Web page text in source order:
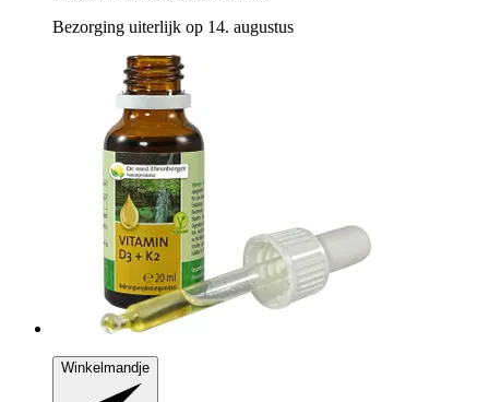
Bezorging uiterlijk op 14. augustus
Winkelmandje